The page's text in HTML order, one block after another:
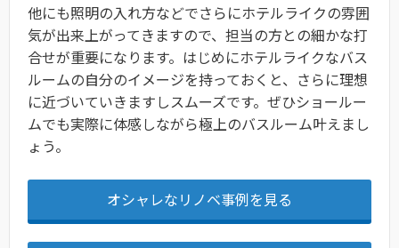
他にも照明の入れ方などでさらにホテルライクの雰囲
気が出来上がってきますので、担当の方との細かな打
合せが重要になります。はじめにホテルライクなバス
ルームの自分のイメージを持っておくと、さらに理想
に近づいていきますしスムーズです。ぜひショールー
ムでも実際に体感しながら極上のバスルーム叶えまし
ょう。
オシャレなリノベ事例を見る